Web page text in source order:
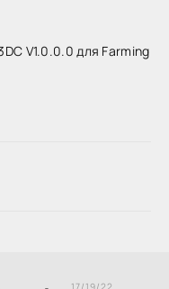
V1.0.0.0 для Farming
17/19/22